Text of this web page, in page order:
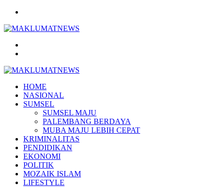
HOME
NASIONAL
SUMSEL
SUMSEL MAJU
PALEMBANG BERDAYA
MUBA MAJU LEBIH CEPAT
KRIMINALITAS
PENDIDIKAN
EKONOMI
POLITIK
MOZAIK ISLAM
LIFESTYLE